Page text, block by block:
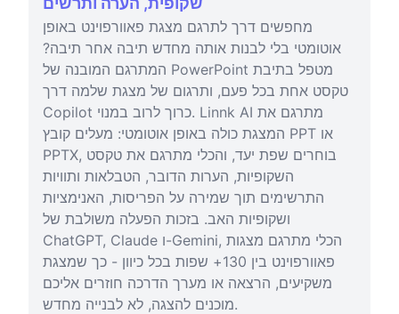
מחפשים דרך לתרגם מצגת פאוורפוינט באופן
אוטומטי בלי לבנות אותה מחדש תיבה אחר תיבה?
המתרגם המובנה של PowerPoint מטפל בתיבת
טקסט אחת בכל פעם, ותרגום של מצגת שלמה דרך
Copilot כרוך לרוב במנוי. Linnk AI מתרגם את
המצגת כולה באופן אוטומטי: מעלים קובץ PPT או
PPTX, בוחרים שפת יעד, והכלי מתרגם את טקסט
השקופיות, הערות הדובר, הטבלאות ותוויות
התרשימים תוך שמירה על הפריסות, האנימציות
ושקופיות האב. בזכות הפעלה משולבת של
ChatGPT, Claude ו-Gemini, הכלי מתרגם מצגות
פאוורפוינט בין 130+ שפות בכל כיוון - כך שמצגת
משקיעים, הרצאה או מערך הדרכה חוזרים אליכם
מוכנים להצגה, לא לבנייה מחדש.